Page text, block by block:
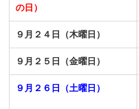
の日）
９月２４日（木曜日）
９月２５日（金曜日）
９月２６日（土曜日）